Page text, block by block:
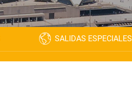
SALIDAS ESPECIALES